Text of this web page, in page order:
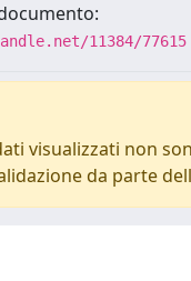
11384/77615
visualizzati non
da parte